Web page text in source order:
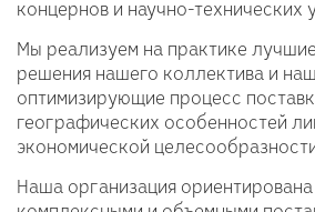
концернов и научно-технических
Мы реализуем на практике
решения нашего коллектива и
оптимизирующие процесс
географических особенностей
экономической
Наша организация